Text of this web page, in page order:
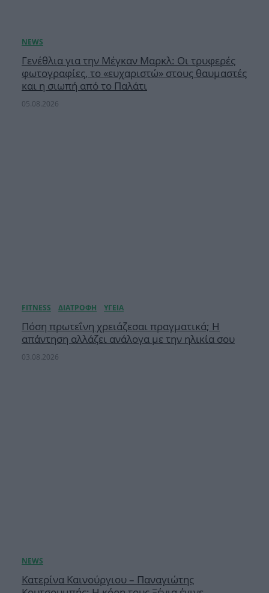
Γενέθλια για την Μέγκαν Μαρκλ: Οι τρυφερές
φωτογραφίες, το «ευχαριστώ» στους θαυμαστές
και η σιωπή από το Παλάτι
05.08.2026
Πόση πρωτεΐνη χρειάζεσαι πραγματικά; Η
απάντηση αλλάζει ανάλογα με την ηλικία σου
03.08.2026
Κατερίνα Καινούργιου – Παναγιώτης